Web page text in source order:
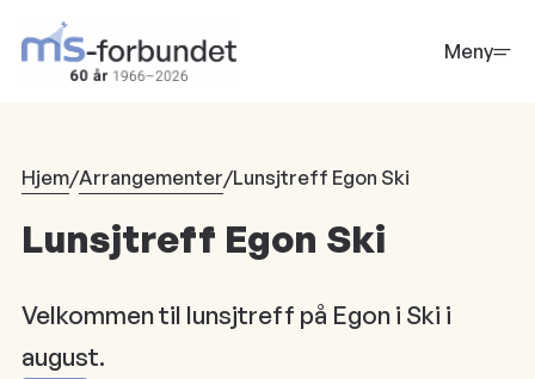
hovedinnhold
Meny
Hjem/Arrangementer/Lunsjtreff Egon Ski
Lunsjtreff Egon Ski
Velkommen til lunsjtreff på Egon i Ski i
august.